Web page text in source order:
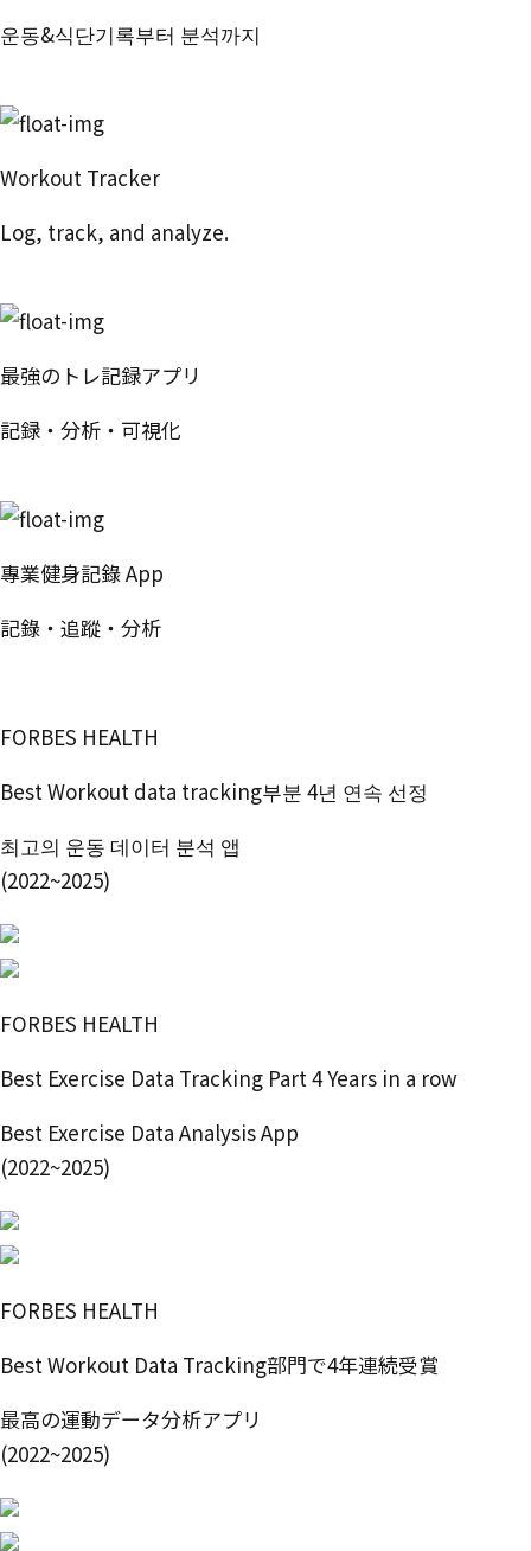
운동&식단기록부터 분석까지
Workout Tracker
Log, track, and analyze.
最強のトレ記録アプリ
記録・分析・可視化
專業健身記錄 App
記錄・追蹤・分析
FORBES HEALTH
Best Workout data tracking부분 4년 연속 선정
최고의 운동 데이터 분석 앱
(2022~2025)
FORBES HEALTH
Best Exercise Data Tracking Part 4 Years in a row
Best Exercise Data Analysis App
(2022~2025)
FORBES HEALTH
Best Workout Data Tracking部門で4年連続受賞
最高の運動データ分析アプリ
(2022~2025)